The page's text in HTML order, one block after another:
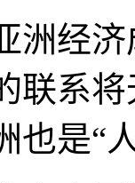
洲经
联系
也是“